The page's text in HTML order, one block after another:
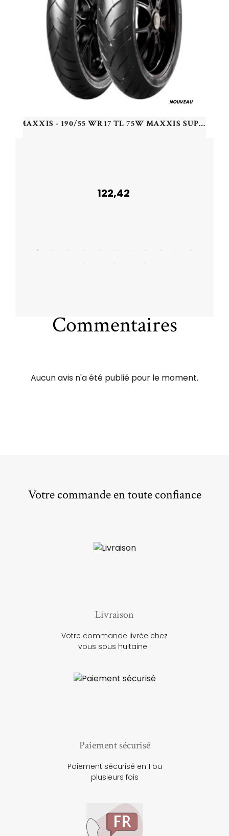
NOUVEAU
MAXXIS - 190/55 WR17 TL 75W MAXXIS SUPERMAXX ST 2 R - 1905517 -
122,42
Commentaires
Aucun avis n'a été publié pour le moment.
Votre commande en toute confiance
Livraison
Votre commande livrée chez
vous sous huitaine !
Paiement sécurisé
Paiement sécurisé en 1 ou
plusieurs fois